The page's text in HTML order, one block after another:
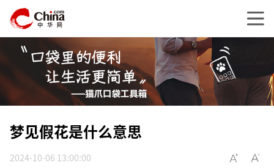
梦见假花是什么意思
2024-10-06 13:00:00